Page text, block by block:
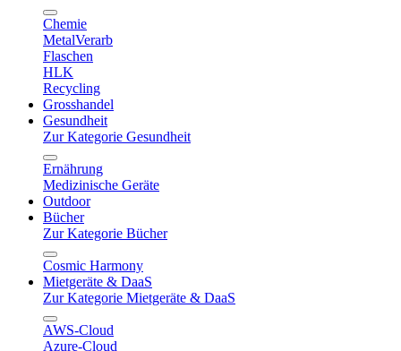
Chemie
MetalVerarb
Flaschen
HLK
Recycling
Grosshandel
Gesundheit
Zur Kategorie Gesundheit
Ernährung
Medizinische Geräte
Outdoor
Bücher
Zur Kategorie Bücher
Cosmic Harmony
Mietgeräte & DaaS
Zur Kategorie Mietgeräte & DaaS
AWS-Cloud
Azure-Cloud